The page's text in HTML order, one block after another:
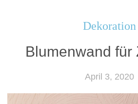
Dekoration
Blumenwand für
April 3, 2020